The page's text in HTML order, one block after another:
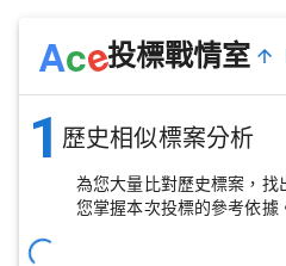
Ace投標戰情室
1 歷史相似標案分析
為您大量比對歷史標案，找
您掌握本次投標的參考依據